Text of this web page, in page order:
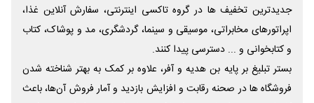
جدیدترین تخفیف ها در گروه تاکسی اینترنتی، سفارش آنلاین غذا،
اپراتورهای مخابراتی، موسیقی و سینما، گردشگری، مد و پوشاک، کتاب
و کتابخوانی و ... دسترسی پیدا کنند.
بستر تبلیغ بر پایه بن هدیه و آفر، علاوه بر کمک به بهتر شناخته شدن
فروشگاه ها در صحنه رقابت و افزایش بازدید و آمار فروش آن‌ها، باعث